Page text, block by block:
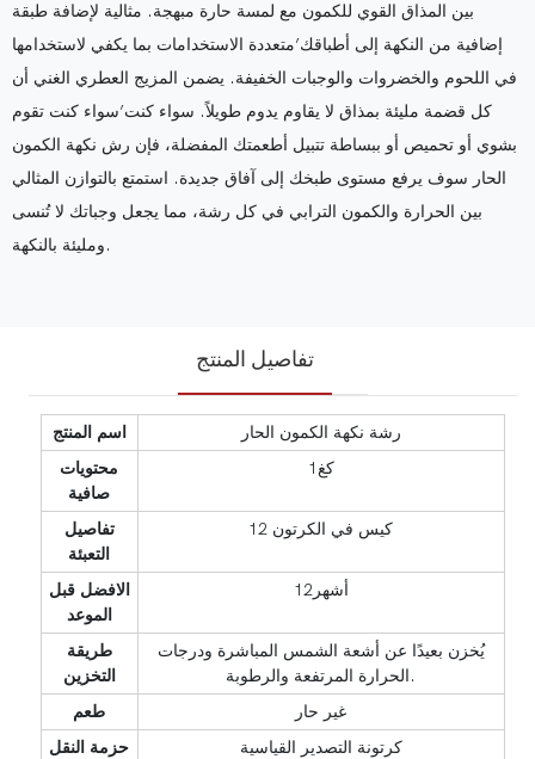
بين المذاق القوي للكمون مع لمسة حارة مبهجة. مثالية لإضافة طبقة
إضافية من النكهة إلى أطباقك’متعددة الاستخدامات بما يكفي لاستخدامها
في اللحوم والخضروات والوجبات الخفيفة. يضمن المزيج العطري الغني أن
كل قضمة مليئة بمذاق لا يقاوم يدوم طويلاً. سواء كنت’سواء كنت تقوم
بشوي أو تحميص أو ببساطة تتبيل أطعمتك المفضلة، فإن رش نكهة الكمون
الحار سوف يرفع مستوى طبخك إلى آفاق جديدة. استمتع بالتوازن المثالي
بين الحرارة والكمون الترابي في كل رشة، مما يجعل وجباتك لا تُنسى
ومليئة بالنكهة.
تفاصيل المنتج
اسم المنتج
رشة نكهة الكمون الحار
محتويات
صافية
كغ1
تفاصيل
التعبئة
12 كيس في الكرتون
الافضل قبل
الموعد
أشهر12
طريقة
التخزين
يُخزن بعيدًا عن أشعة الشمس المباشرة ودرجات
الحرارة المرتفعة والرطوبة.
طعم
غير حار
حزمة النقل
كرتونة التصدير القياسية